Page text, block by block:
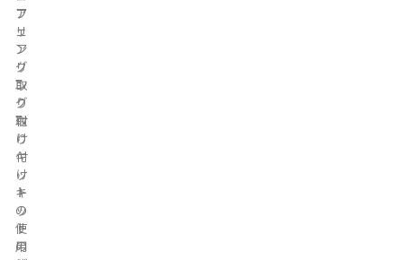
ア
リ
ン
グ
取
り
付
け
キ
ッ
ト
の
使
用
フ
ェ
ア
リ
ン
グ
取
り
付
け
キ
ッ
ト
の